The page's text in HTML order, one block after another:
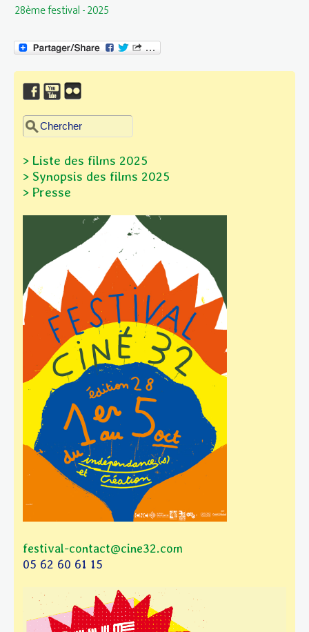
28ème festival - 2025
Formulaire de recherche
Chercher dans ce site
> Liste des films 2025
> Synopsis des films 2025
> Presse
festival-contact@cine32.com
05 62 60 61 15